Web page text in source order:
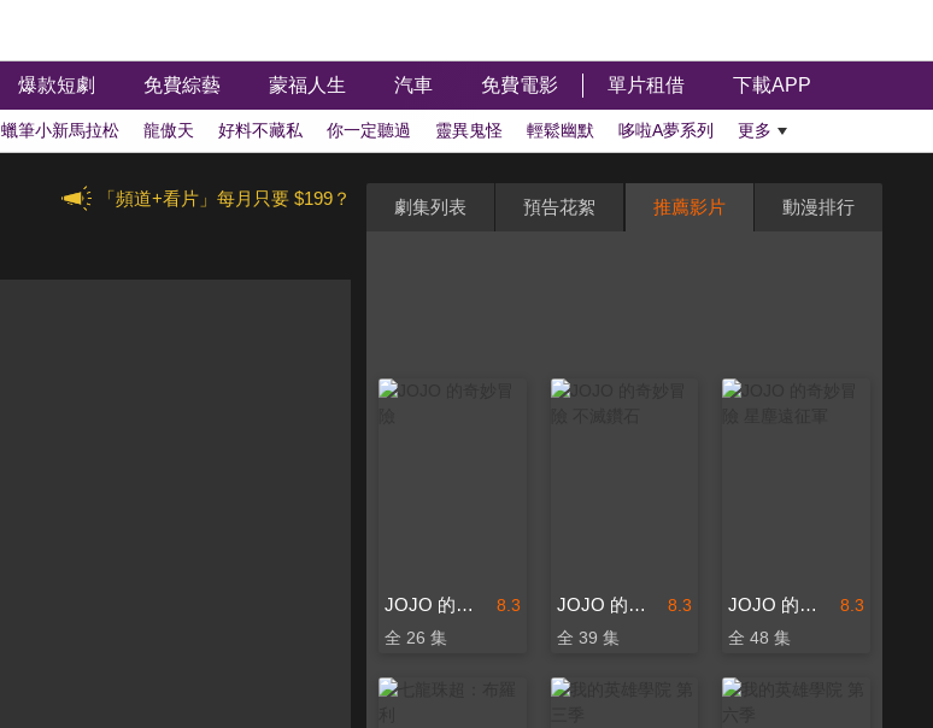
爆款短劇 免費綜藝 蒙福人生 汽車 免費電影 單片租借 下載APP
蠟筆小新馬拉松 龍傲天 好料不藏私 你一定聽過 靈異鬼怪 輕鬆幽默 哆啦A夢系列 更多
「頻道+看片」每月只要 $199？ 劇集列表 預告花絮 推薦影片 動漫排行
8.3
JOJO 的奇妙冒險
全 26 集
8.3
JOJO 的奇妙冒險 不滅鑽石
全 39 集
8.3
JOJO 的奇妙冒險 星塵遠征軍
全 48 集